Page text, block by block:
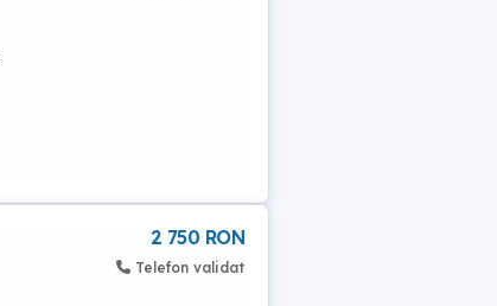
2 750 RON
Telefon validat